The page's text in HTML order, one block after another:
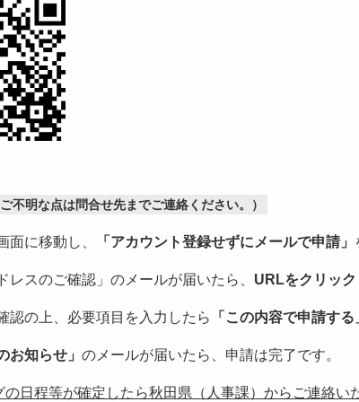
ご不明な点は問合せ先までご連絡ください。）
面に移動し、 「アカウント登録せずにメールで申請」
レスのご確認」のメールが届いたら、 URLをクリッ
認の上、必要項目を入力したら 「この内容で申請す
お知らせ」 のメールが届いたら、申請は完了です。
日程等が確定したら秋田県（人事課）からご連絡い